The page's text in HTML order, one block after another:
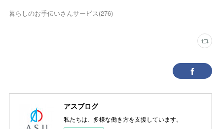
暮らしのお手伝いさんサービス(276)
アスブログ
私たちは、多様な働き方を支援しています。